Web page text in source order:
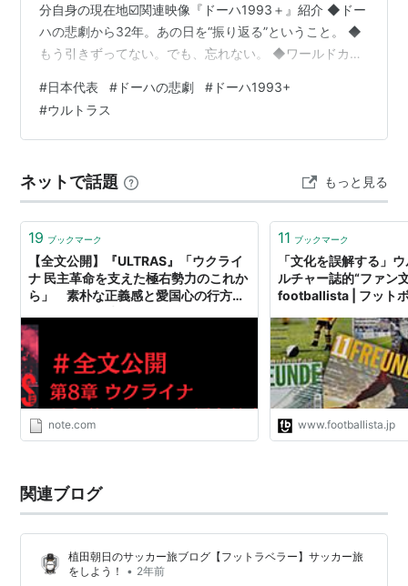
分自身の現在地☑️関連映像『ドーハ1993＋』紹介 ◆ドー
ハの悲劇から32年。あの日を“振り返る”ということ。 ◆
もう引きずってない。でも、忘れない。 ◆ワールドカッ
ハ1993＋（植田朝日監督作品） ◆日本代表関連 ◆ドー
ハの悲劇から32年。あの日を“振り返る”ということ。
1993年10月28日── あの日、オレたちは「夢の終わり」
W杯切符。 日本中が呆然とし、サッカーという言葉…
#日本代表 # ドーハの悲劇 # ドーハ1993+
#ウルトラス
ネットで話題 もっと見る
19 ブックマーク
【全文公開】『ULTRAS』「ウクライ
ナ 民主革命を支えた極右勢力のこれか
ら」 素朴な正義感と愛国心の行方。
ゼン｜note
note.com
11 ブックマーク
「文化を誤解する」
ルチャー誌的“ファン
footballista | フット
www.footballista.jp
関連ブログ
植田朝日のサッカー旅ブログ【フットラベラー】サッカー旅
をしよう！
• 2年前